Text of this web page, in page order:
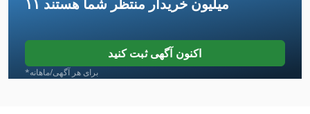
Pro Center 2000
Proconsult 2000
Ras 2000
اکنون آگهی ثبت کنید
*برای هر آگهی/ماهانه